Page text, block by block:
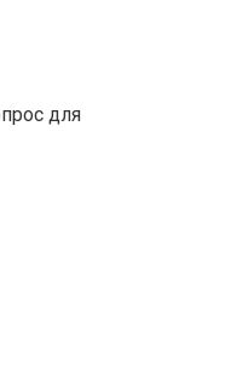
для